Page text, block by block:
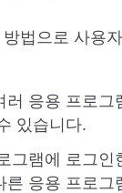
법으로 사용
러 응용 프로그
있습니다.
그램에 로그인
른 응용 프로그